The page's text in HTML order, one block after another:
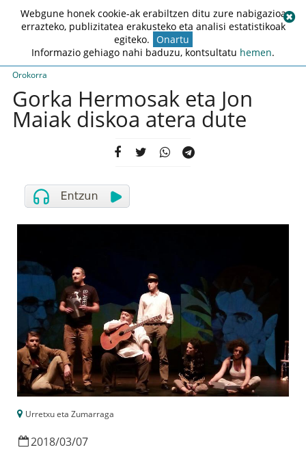
Orokorra
Gorka Hermosak eta Jon
Maiak diskoa atera dute
Urretxu eta Zumarraga
2018/03/07
Webgune honek cookie-ak erabiltzen ditu zure nabigazioa
errazteko, publizitatea erakusteko eta analisi estatistikoak
egiteko. Onartu
Informazio gehiago nahi baduzu, kontsultatu hemen.